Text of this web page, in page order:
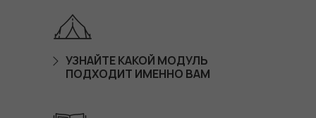
УЗНАЙТЕ КАКОЙ МОДУЛЬ
ПОДХОДИТ ИМЕННО ВАМ